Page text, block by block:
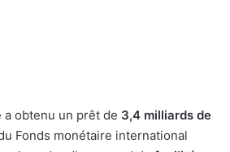
a obtenu un prêt de 3,4 milliards de
Fonds monétaire international